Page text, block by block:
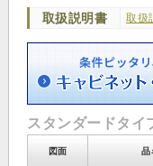
取扱説明書 取扱
スタンダードタイ
図面 品